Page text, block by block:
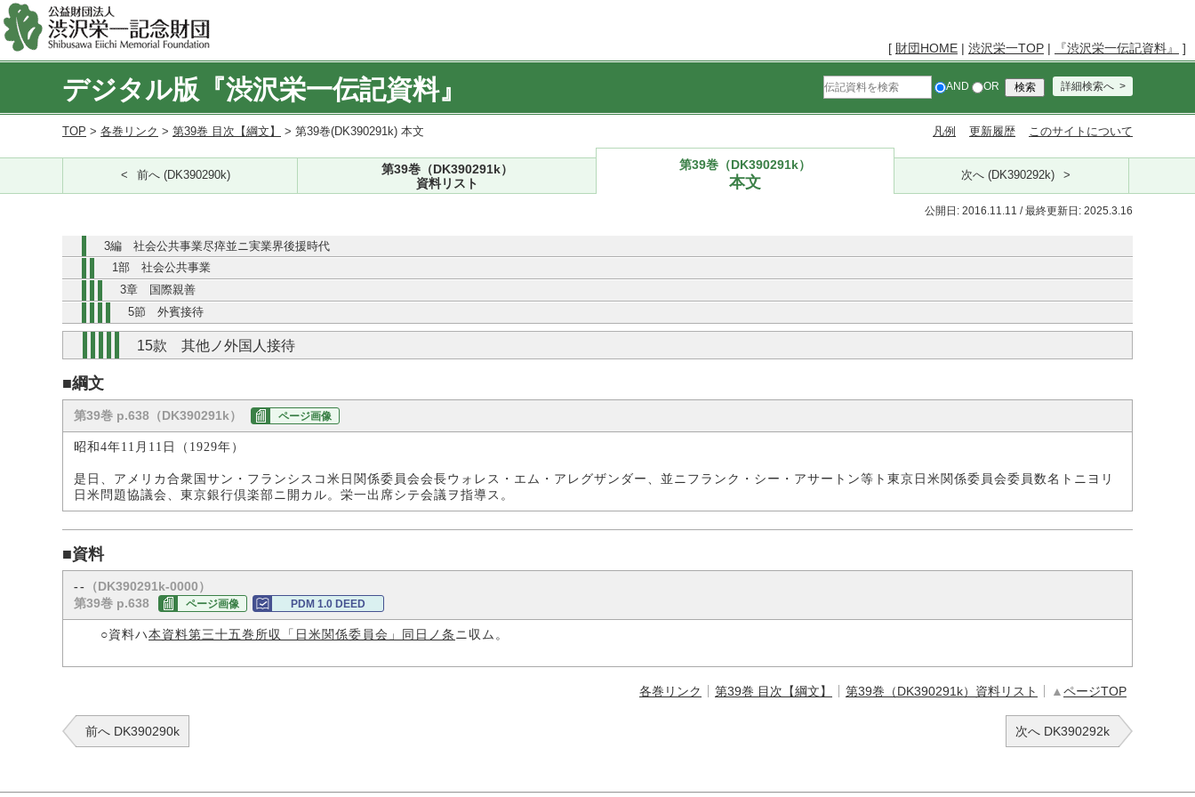
[ 財団HOME | 渋沢栄一TOP | 『渋沢栄一伝記資料』 ]
デジタル版『渋沢栄一伝記資料』 AND OR 詳細検索へ
TOP > 各巻リンク > 第39巻 目次【綱文】 > 第39巻(DK390291k) 本文 凡例 更新履歴 このサイトについて
前へ (DK390290k)
第39巻（DK390291k）
資料リスト
第39巻（DK390291k）
本文 次へ (DK390292k)
公開日: 2016.11.11 / 最終更新日: 2025.3.16
3編 社会公共事業尽瘁並ニ実業界後援時代
1部 社会公共事業
3章 国際親善
5節 外賓接待
15款 其他ノ外国人接待
■綱文
第39巻 p.638（DK390291k） ページ画像
昭和4年11月11日（1929年）
是日、アメリカ合衆国サン・フランシスコ米日関係委員会会長ウォレス・エム・アレグザンダー、並ニフランク・シー・アサートン等ト東京日米関係委員会委員数名トニヨリ
日米問題協議会、東京銀行倶楽部ニ開カル。栄一出席シテ会議ヲ指導ス。
■資料
-- （DK390291k-0000）
第39巻 p.638
ページ画像 PDM 1.0 DEED
○資料ハ本資料第三十五巻所収「日米関係委員会」同日ノ条 ニ収ム。
各巻リンク 第39巻 目次【綱文】 第39巻（DK390291k）資料リスト ▲ページTOP
前へ DK390290k 次へ DK390292k